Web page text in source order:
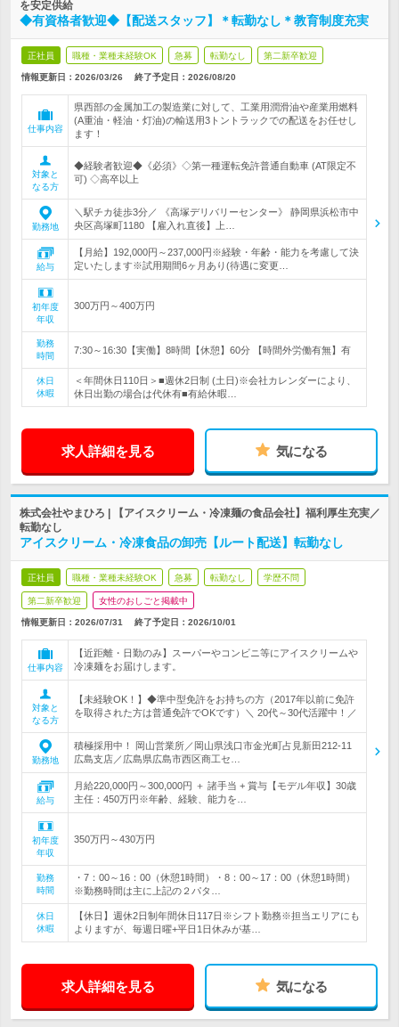
を安定供給
◆有資格者歓迎◆【配送スタッフ】＊転勤なし＊教育制度充実
正社員 職種・業種未経験OK 急募 転勤なし 第二新卒歓迎
情報更新日：2026/03/26 終了予定日： 2026/08/20
仕事内容
県西部の金属加工の製造業に対して、工業用潤滑油や産業用燃料
(A重油・軽油・灯油)の輸送用3トントラックでの配送をお任せし
ます！
対象と
なる方
◆経験者歓迎◆《必須》◇第一種運転免許普通自動車 (AT限定不
可) ◇高卒以上
勤務地
＼駅チカ徒歩3分／ 《高塚デリバリーセンター》 静岡県浜松市中
央区高塚町1180 【雇入れ直後】上…
給与
【月給】192,000円～237,000円※経験・年齢・能力を考慮して決
定いたします※試用期間6ヶ月あり(待遇に変更…
初年度
年収
300万円～400万円
勤務
時間
7:30～16:30【実働】8時間【休憩】60分 【時間外労働有無】有
休日
休暇
＜年間休日110日＞■週休2日制 (土日)※会社カレンダーにより、
休日出勤の場合は代休有■有給休暇…
求人詳細を見る 気になる
株式会社やまひろ | 【アイスクリーム・冷凍麺の食品会社】福利厚生充実／
転勤なし
アイスクリーム・冷凍食品の卸売【ルート配送】転勤なし
正社員 職種・業種未経験OK 急募 転勤なし 学歴不問
第二新卒歓迎 女性のおしごと掲載中
情報更新日：2026/07/31 終了予定日： 2026/10/01
仕事内容
【近距離・日勤のみ】スーパーやコンビニ等にアイスクリームや
冷凍麺をお届けします。
対象と
なる方
【未経験OK！】◆準中型免許をお持ちの方（2017年以前に免許
を取得された方は普通免許でOKです）＼ 20代～30代活躍中！／
勤務地
積極採用中！ 岡山営業所／岡山県浅口市金光町占見新田212-11
広島支店／広島県広島市西区商工セ…
給与
月給220,000円～300,000円 ＋ 諸手当 + 賞与【モデル年収】30歳
主任：450万円※年齢、経験、能力を…
初年度
年収
350万円～430万円
勤務
時間
・7：00～16：00（休憩1時間）・8：00～17：00（休憩1時間）
※勤務時間は主に上記の２パタ…
休日
休暇
【休日】週休2日制年間休日117日※シフト勤務※担当エリアにも
よりますが、毎週日曜+平日1日休みが基…
求人詳細を見る 気になる